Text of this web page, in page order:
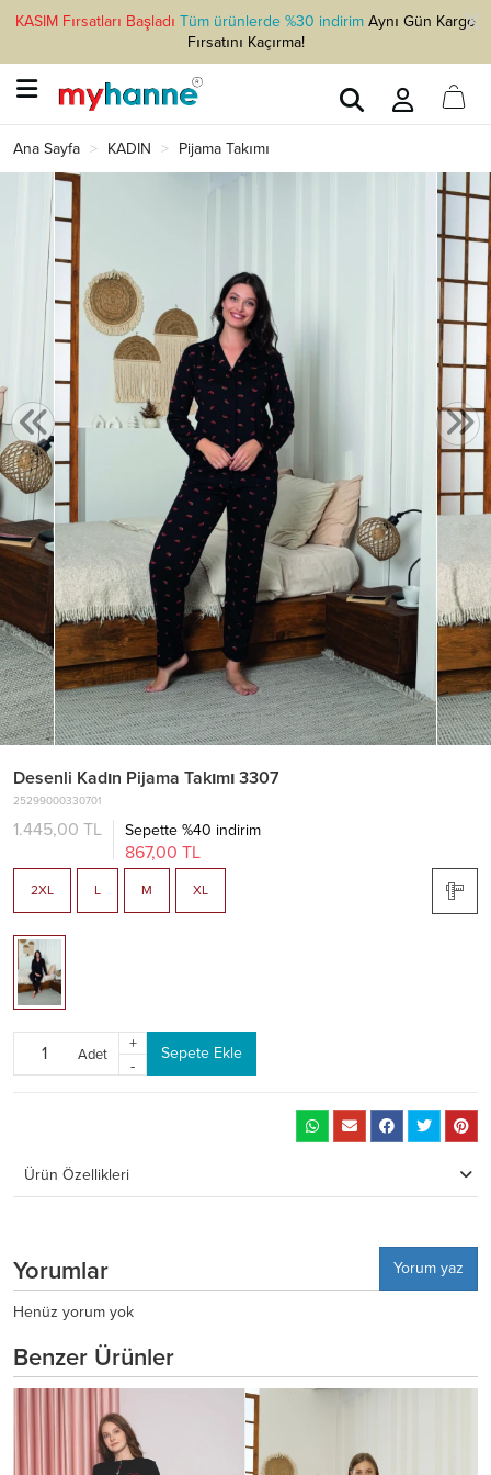
KASIM Fırsatları Başladı Tüm ürünlerde %30 indirimAynı Gün Kargo
Fırsatını Kaçırma!
Ana Sayfa KADIN Pijama Takımı
Desenli Kadın Pijama Takımı 3307
25299000330701
1.445,00 TL Sepette %40 indirim
867,00 TL
2XL L M XL
Adet
+
-
Sepete Ekle
Ürün Özellikleri
Yorumlar
Yorum yaz
Henüz yorum yok
Benzer Ürünler